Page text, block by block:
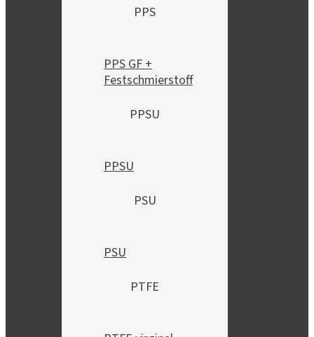
PPS
PPS GF +
Festschmierstoff
PPSU
PPSU
PSU
PSU
PTFE